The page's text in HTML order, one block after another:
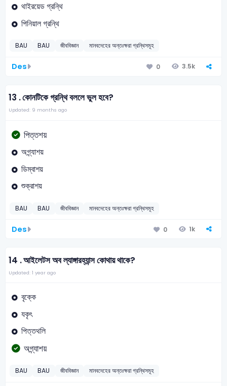
থাইরয়েড গ্রন্থি
পিনিয়াল গ্রন্থি
BAU BAU জীববিজ্ঞান মানবদেহের অন্তঃক্ষরা গ্রন্থিসমূহ
Des 0 3.5k
13 .কোনটিকে গ্রন্থি বললে ভুল হবে?
Updated: 9 months ago
পিত্তশয়
অগ্ন্যাশয়
ডিম্বাশয়
শুক্রাশয়
BAU BAU জীববিজ্ঞান মানবদেহের অন্তঃক্ষরা গ্রন্থিসমূহ
Des 0 1k
14 .আইলেটস অব ল্যাঙ্গারহ্যান্স কোথায় থাকে?
Updated: 1 year ago
বৃক্কে
যকৃৎ
পিত্তথলি
অগ্ন্যাশয়
BAU BAU জীববিজ্ঞান মানবদেহের অন্তঃক্ষরা গ্রন্থিসমূহ